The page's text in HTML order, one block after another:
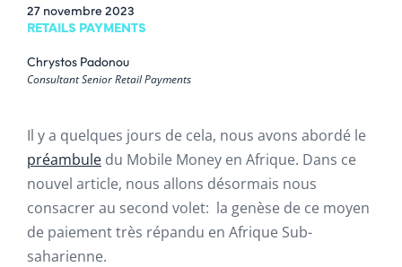
27 novembre 2023
RETAILS PAYMENTS
Chrystos Padonou
Consultant Senior Retail Payments
Il y a quelques jours de cela, nous avons abordé le
préambule du Mobile Money en Afrique. Dans ce
nouvel article, nous allons désormais nous
consacrer au second volet: la genèse de ce moyen
de paiement très répandu en Afrique Sub-
saharienne.